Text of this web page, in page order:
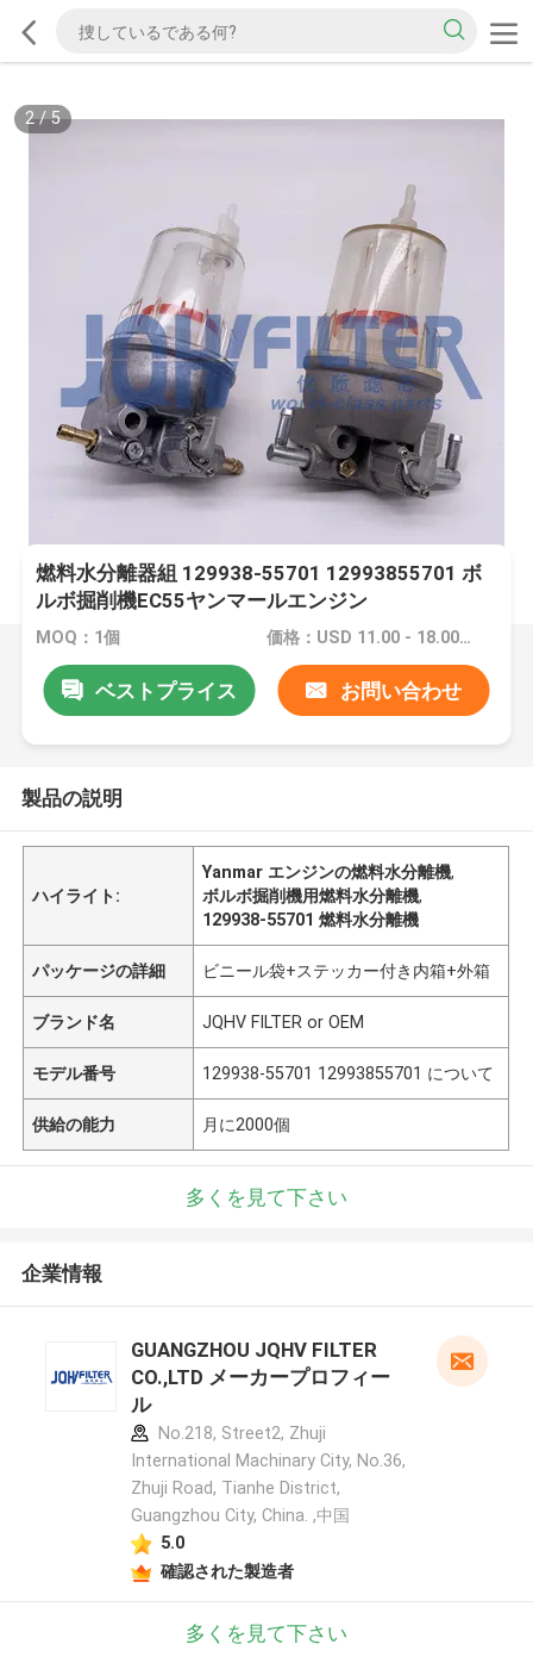
2/5
燃料水分離器組 129938-55701 12993855701 ボ
ルボ掘削機EC55ヤンマールエンジン
MOQ：1個 価格：USD 11.00 - 18.00 /PC
ベストプライス お問い合わせ
製品の説明
ハイライト:
Yanmar エンジンの燃料水分離機,
ボルボ掘削機用燃料水分離機,
129938-55701 燃料水分離機
パッケージの詳細 ビニール袋+ステッカー付き内箱+外箱
ブランド名 JQHV FILTER or OEM
モデル番号 129938-55701 12993855701 について
供給の能力 月に2000個
多くを見て下さい
企業情報
GUANGZHOU JQHV FILTER
CO.,LTD メーカープロフィー
ル
No.218, Street2, Zhuji
International Machinary City, No.36,
Zhuji Road, Tianhe District,
Guangzhou City, China. ,中国
5.0
確認された製造者
多くを見て下さい